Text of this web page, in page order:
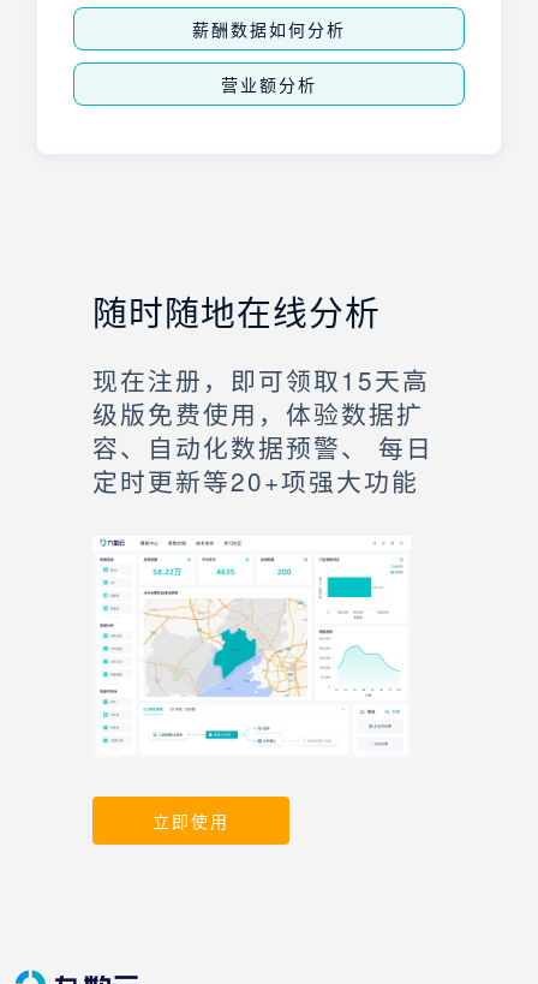
薪酬数据如何分析
营业额分析
随时随地在线分析
现在注册，即可领取15天高
级版免费使用，体验数据扩
容、自动化数据预警、 每日
定时更新等20+项强大功能
立即使用